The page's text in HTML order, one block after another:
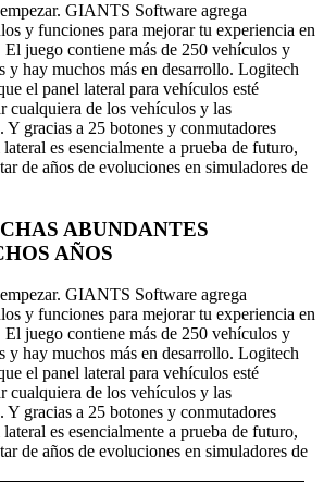
GIANTS Software agrega
y funciones para mejorar tu experiencia en
juego contiene más de 250 vehículos y
y hay muchos más en desarrollo. Logitech
el panel lateral para vehículos esté
cualquiera de los vehículos y las
Y gracias a 25 botones y conmutadores
es esencialmente a prueba de futuro,
de años de evoluciones en simuladores de
ABUNDANTES
AÑOS
GIANTS Software agrega
y funciones para mejorar tu experiencia en
juego contiene más de 250 vehículos y
y hay muchos más en desarrollo. Logitech
el panel lateral para vehículos esté
cualquiera de los vehículos y las
Y gracias a 25 botones y conmutadores
es esencialmente a prueba de futuro,
de años de evoluciones en simuladores de